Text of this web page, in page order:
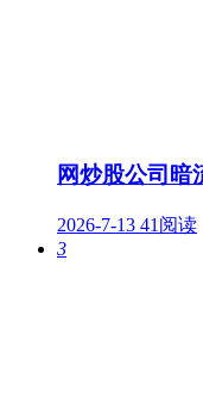
网炒股公司暗
2026-7-13 41阅读
3